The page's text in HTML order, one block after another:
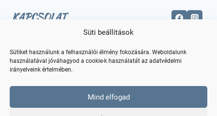
Süti beállítások
Sütiket használunk a felhasználói élmény fokozására. Weboldalunk
használatával jóváhagyod a cookie-k használatát az adatvédelmi
irányelveink értelmében.
Mind elfogad
KAPCSOLAT